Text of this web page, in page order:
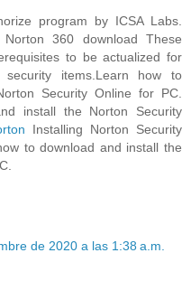
program by ICSA Labs.
Norton 360 download These
to be actualized for
items.Learn how to
Security Online for PC.
install the Norton Security
Installing Norton Security
to download and install the
de 2020 a las 1:38 a.m.